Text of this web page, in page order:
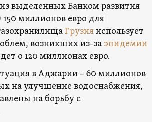
выделенных Банком развития
миллионов евро для
Грузияиспользует
возникших из-за эпидемии
о 120 миллионах евро.
в Аджарии – 60 миллионов
на улучшение водоснабжения,
на борьбу с